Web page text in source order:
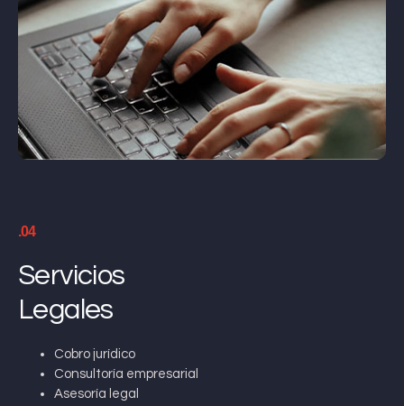
.04
Servicios
Legales
Cobro jurídico
Consultoría empresarial
Asesoría legal